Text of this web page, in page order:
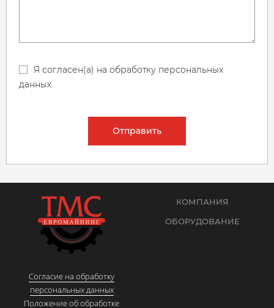
Я согласен(а) на обработку персональных
данных.
Отправить
Согласие на обработку
персональных данных
Положение об обработке
КОМПАНИЯ
ОБОРУДОВАНИЕ